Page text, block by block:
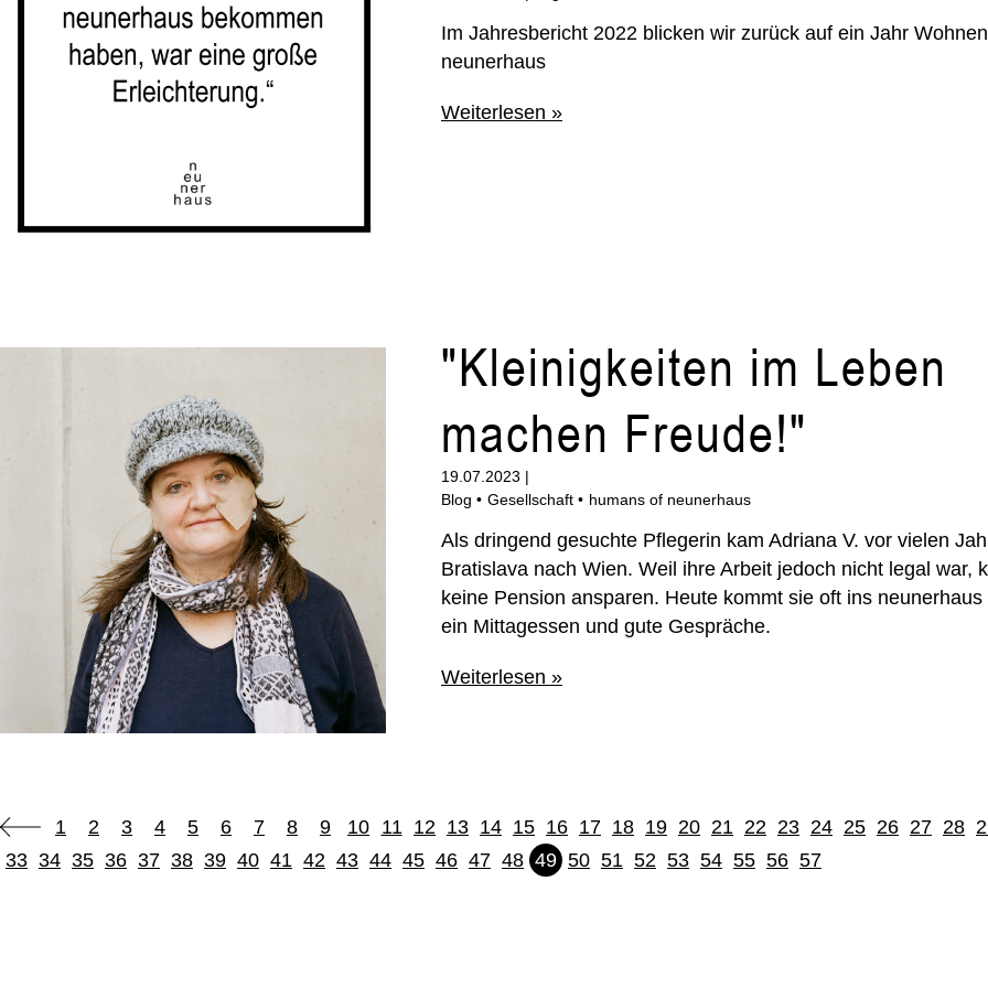
Im Jahresbericht 2022 blicken wir zurück auf ein Jahr
neunerhaus
Weiterlesen »
"Kleinigkeiten im Leben
machen Freude!"
19.07.2023
Blog
Gesellschaft humans of neunerhaus
Als dringend gesuchte Pflegerin kam Adriana V. vor vielen
Bratislava nach Wien. Weil ihre Arbeit jedoch nicht legal war,
keine Pension ansparen. Heute kommt sie oft ins
ein Mittagessen und gute Gespräche.
Weiterlesen »
1 2 3 4 5 6 7 8 9 10 11 12 13 14 15 16 17 18 19 20 21 22 23 24 25 26 27 28
33 34 35 36 37 38 39 40 41 42 43 44 45 46 47 48 49 50 51 52 53 54 55 56 57